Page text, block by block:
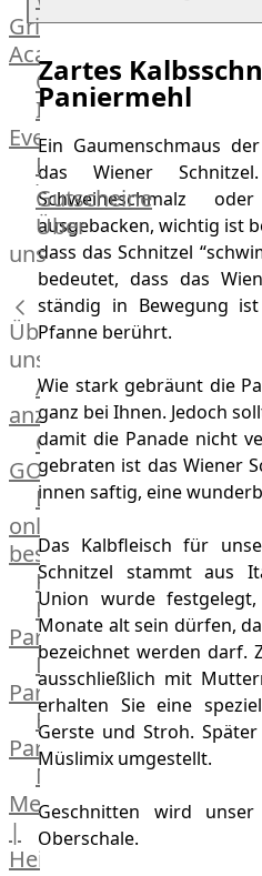
Grill
Academy
OTTO@Home
Individuelle
Events
Partner
Kalender
Gästehaus
Villa
Glanzstoff
Gutscheine
Über
uns
Über
uns
Alle
anzeigen
OTTO
GOURMET
Lebensmittel
online
bestellen
Karriere
Kochschul-
Partner
Depot-
Partner
Frischetheken-
Partner
Männer
Metzger
|
Heinsberg
Zartes
Paniermehl
Ein Gaumenschmaus
das Wiener
Schweineschmalz
ausgebacken, wichtig ist
dass das Schnitzel
bedeutet, dass das
ständig in Bewegung
Pfanne berührt.
Wie stark gebräunt die
ganz bei Ihnen. Jedoch
damit die Panade nicht
gebraten ist das Wiener
innen saftig, eine
Das Kalbfleisch für
Schnitzel stammt aus
Union wurde
Monate alt sein dürfen,
bezeichnet werden darf.
ausschließlich mit
erhalten Sie eine
Gerste und Stroh.
Müslimix umgestellt.
Geschnitten wird
Oberschale.